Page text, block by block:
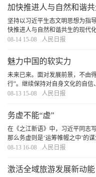
加快推进人与自然和谐
坚持以习近平生态文明思想为指
快推进人与自然和谐共生的现代
大地蓝天永驻、青山常在、绿水长
08-14 15-08 人民日报
魅力中国的软实力
未来已来。面对发展前景，不由
行”。继续保持对自身文化的自
国”。 [详细]
08-13 15-08 人民日报
务虚不能“虚”
在《之江新语》中，习近平同志
那么务虚则是‘运筹帷幄之中’的
路’，那就会陷于千头万绪的事务
08-13 16-08 人民日报
激活全域旅游发展新动能